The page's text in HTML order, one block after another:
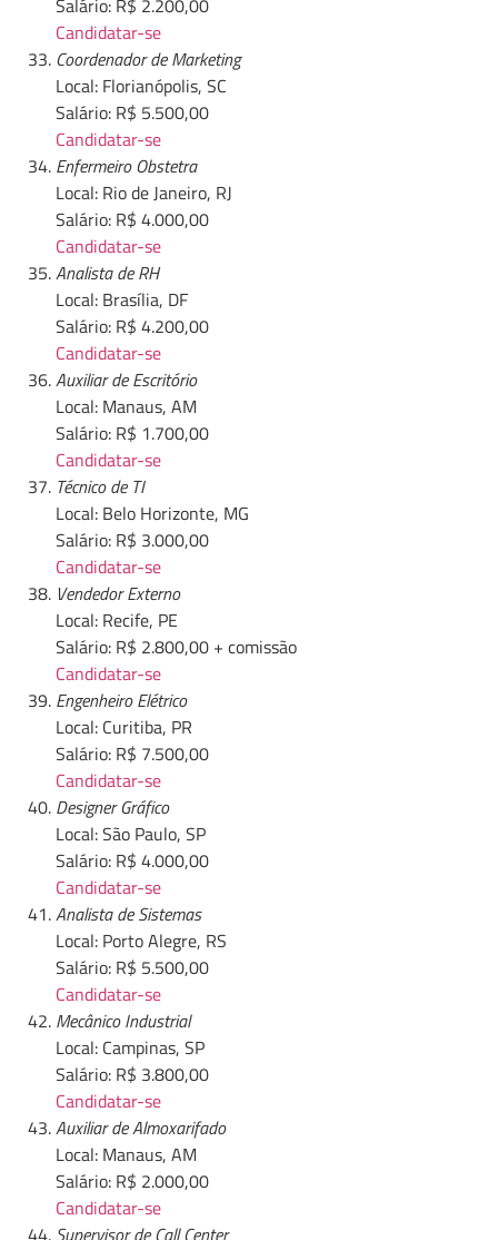
Salário: R$ 2.200,00
Candidatar-se
Coordenador de Marketing
Local: Florianópolis, SC
Salário: R$ 5.500,00
Candidatar-se
Enfermeiro Obstetra
Local: Rio de Janeiro, RJ
Salário: R$ 4.000,00
Candidatar-se
Analista de RH
Local: Brasília, DF
Salário: R$ 4.200,00
Candidatar-se
Auxiliar de Escritório
Local: Manaus, AM
Salário: R$ 1.700,00
Candidatar-se
Técnico de TI
Local: Belo Horizonte, MG
Salário: R$ 3.000,00
Candidatar-se
Vendedor Externo
Local: Recife, PE
Salário: R$ 2.800,00 + comissão
Candidatar-se
Engenheiro Elétrico
Local: Curitiba, PR
Salário: R$ 7.500,00
Candidatar-se
Designer Gráfico
Local: São Paulo, SP
Salário: R$ 4.000,00
Candidatar-se
Analista de Sistemas
Local: Porto Alegre, RS
Salário: R$ 5.500,00
Candidatar-se
Mecânico Industrial
Local: Campinas, SP
Salário: R$ 3.800,00
Candidatar-se
Auxiliar de Almoxarifado
Local: Manaus, AM
Salário: R$ 2.000,00
Candidatar-se